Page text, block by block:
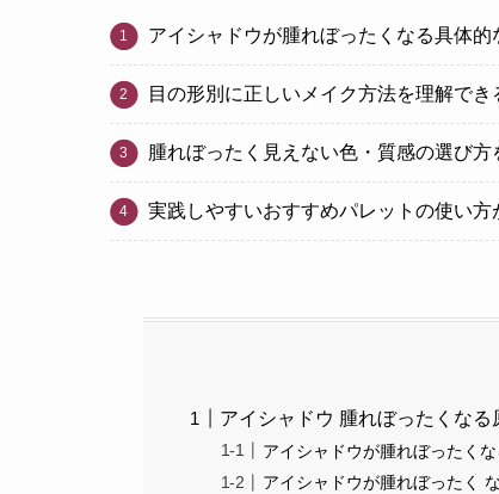
アイシャドウが腫れぼったくなる具体的
目の形別に正しいメイク方法を理解でき
腫れぼったく見えない色・質感の選び方
実践しやすいおすすめパレットの使い方
アイシャドウ 腫れぼったくな
アイシャドウが腫れぼったく
アイシャドウが腫れぼったく